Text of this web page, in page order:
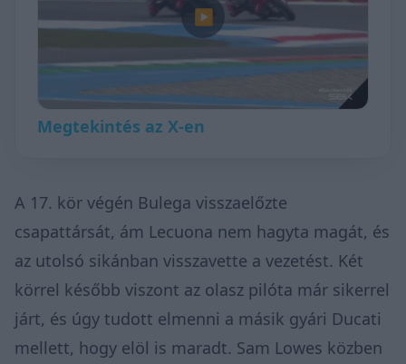
▶
Megtekintés az X-en
A 17. kör végén Bulega visszaelőzte
csapattársát, ám Lecuona nem hagyta magát, és
az utolsó sikánban visszavette a vezetést. Két
körrel később viszont az olasz pilóta már sikerrel
járt, és úgy tudott elmenni a másik gyári Ducati
mellett, hogy elöl is maradt. Sam Lowes közben